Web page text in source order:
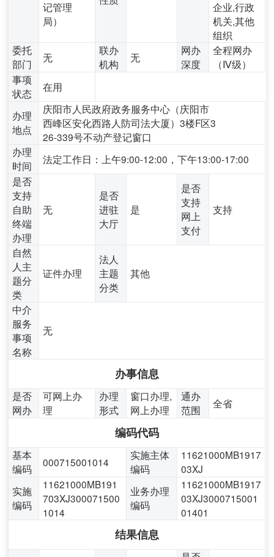
记管理
局）
企业,行政
机关,其他
组织
委托
部门
无
联办
机构
无
网办
深度
全程网办
（Ⅳ级）
事项
状态
在用
办理
地点
庆阳市人民政府政务服务中心（庆阳市
西峰区安化西路人防司法大厦）3楼F区3
26-339号不动产登记窗口
办理
时间
法定工作日：上午9:00-12:00，下午13:00-17:00
是否
支持
自助
终端
办理
无
是否
进驻
大厅
是
是否
支持
网上
支付
支持
自然
人主
题分
类
证件办理
法人
主题
分类
其他
中介
服务
事项
名称
无
办事信息
是否
网办
可网上办
理
办理
形式
窗口办理,
网上办理
通办
范围
全省
编码代码
基本
编码
000715001014
实施主体
编码
11621000MB1917
03XJ
实施
编码
11621000MB191
703XJ300071500
1014
业务办理
编码
11621000MB1917
03XJ3000715001
01401
结果信息